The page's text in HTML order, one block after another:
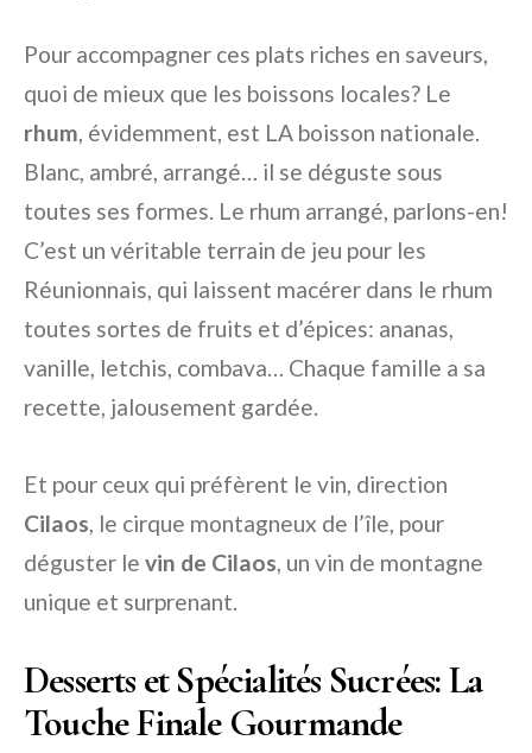
Pour accompagner ces plats riches en saveurs,
quoi de mieux que les boissons locales? Le
rhum, évidemment, est LA boisson nationale.
Blanc, ambré, arrangé… il se déguste sous
toutes ses formes. Le rhum arrangé, parlons-en!
C’est un véritable terrain de jeu pour les
Réunionnais, qui laissent macérer dans le rhum
toutes sortes de fruits et d’épices: ananas,
vanille, letchis, combava… Chaque famille a sa
recette, jalousement gardée.
Et pour ceux qui préfèrent le vin, direction
Cilaos, le cirque montagneux de l’île, pour
déguster le vin de Cilaos, un vin de montagne
unique et surprenant.
Desserts et Spécialités Sucrées: La
Touche Finale Gourmande